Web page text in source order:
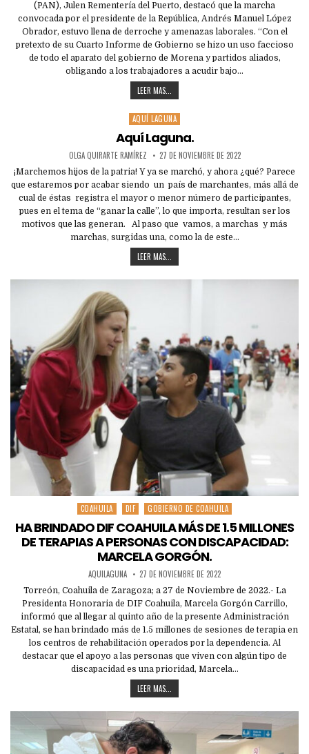
(PAN), Julen Rementería del Puerto, destacó que la marcha
convocada por el presidente de la República, Andrés Manuel López
Obrador, estuvo llena de derroche y amenazas laborales. “Con el
pretexto de su Cuarto Informe de Gobierno se hizo un uso faccioso
de todo el aparato del gobierno de Morena y partidos aliados,
obligando a los trabajadores a acudir bajo…
LEER MAS...
Posted
AQUÍ LAGUNA
Aquí Laguna.
OLGA QUIRARTE RAMÍREZ 27 DE NOVIEMBRE DE 2022
¡Marchemos hijos de la patria! Y ya se marchó, y ahora ¿qué? Parece
que estaremos por acabar siendo un país de marchantes, más allá de
cual de éstas registra el mayor o menor número de participantes,
pues en el tema de “ganar la calle”, lo que importa, resultan ser los
motivos que las generan. Al paso que vamos, a marchas y más
marchas, surgidas una, como la de este…
LEER MAS...
Posted
COAHUILA DIF GOBIERNO DE COAHUILA
HA BRINDADO DIF COAHUILA MÁS DE 1.5 MILLONES
DE TERAPIAS A PERSONAS CON DISCAPACIDAD:
MARCELA GORGÓN.
AQUILAGUNA 27 DE NOVIEMBRE DE 2022
Torreón, Coahuila de Zaragoza; a 27 de Noviembre de 2022.- La
Presidenta Honoraria de DIF Coahuila, Marcela Gorgón Carrillo,
informó que al llegar al quinto año de la presente Administración
Estatal, se han brindado más de 1.5 millones de sesiones de terapia en
los centros de rehabilitación operados por la dependencia. Al
destacar que el apoyo a las personas que viven con algún tipo de
discapacidad es una prioridad, Marcela…
LEER MAS...